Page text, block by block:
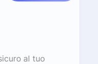
al tuo